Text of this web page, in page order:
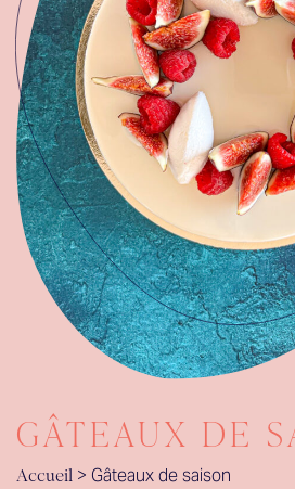
GÂTEAUX DE
Accueil > Gâteaux de saison